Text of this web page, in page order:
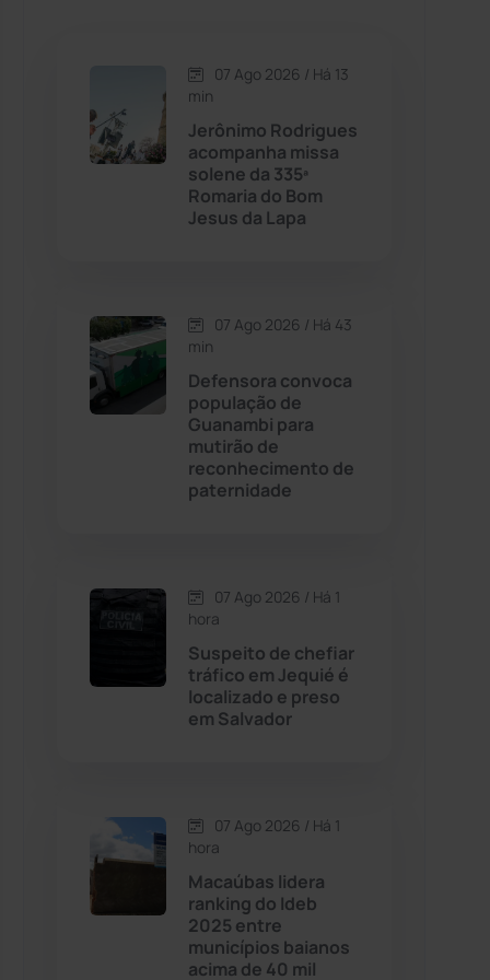
(1504)
Candiba (157)
Cândido Sales
Caturama
Chapada Diamantina
Cordeiros
Dom Basílio (391)
Érico Cardoso
Esportes
07 Ago 2026 / Há 13
min
Jerônimo Rodrigues
acompanha missa
solene da 335ª
Romaria do Bom
Jesus da Lapa
07 Ago 2026 / Há 43
min
Defensora convoca
população de
Guanambi para
mutirão de
reconhecimento de
paternidade
07 Ago 2026 / Há 1
hora
Suspeito de chefiar
tráfico em Jequié é
localizado e preso
em Salvador
07 Ago 2026 / Há 1
hora
Macaúbas lidera
ranking do Ideb
2025 entre
municípios baianos
acima de 40 mil